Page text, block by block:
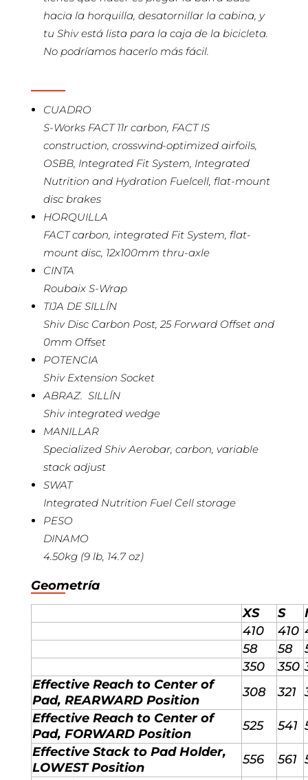
hacia la horquilla, desatornillar la cabina, y
tu Shiv está lista para la caja de la bicicleta.
No podríamos hacerlo más fácil.
CUADRO
S-Works FACT 11r carbon, FACT IS
construction, crosswind-optimized airfoils,
OSBB, Integrated Fit System, Integrated
Nutrition and Hydration Fuelcell, flat-mount
disc brakes
HORQUILLA
FACT carbon, integrated Fit System, flat-
mount disc, 12x100mm thru-axle
CINTA
Roubaix S-Wrap
TIJA DE SILLÍN
Shiv Disc Carbon Post, 25 Forward Offset and
0mm Offset
POTENCIA
Shiv Extension Socket
ABRAZ. SILLÍN
Shiv integrated wedge
MANILLAR
Specialized Shiv Aerobar, carbon, variable
stack adjust
SWAT
Integrated Nutrition Fuel Cell storage
PESO
DINAMO
4.50kg (9 lb, 14.7 oz)
Geometría
XS
S
410
410
58
58
350
350
Effective Reach to Center of
Pad, REARWARD Position
308 321
Effective Reach to Center of
Pad, FORWARD Position
525 541
Effective Stack to Pad Holder,
LOWEST Position
556 561